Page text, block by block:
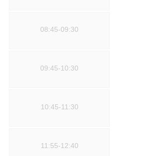
08:45-09:30
09:45-10:30
10:45-11:30
11:55-12:40